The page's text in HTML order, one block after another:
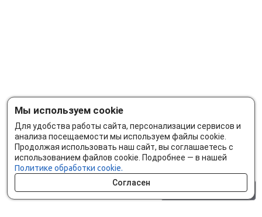
Мы используем cookie
Для удобства работы сайта, персонализации сервисов и
анализа посещаемости мы используем файлы cookie.
Продолжая использовать наш сайт, вы соглашаетесь с
использованием файлов cookie. Подробнее — в нашей
Политике обработки cookie.
Согласен